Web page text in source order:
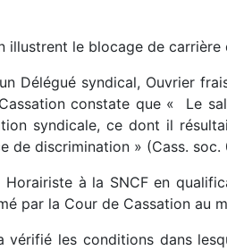
illustrent le blocage de carrière
Délégué syndical, Ouvrier
constate que « Le
syndicale, ce dont il
de discrimination » (Cass.
à la SNCF en
par la Cour de Cassation au
vérifié les conditions dans